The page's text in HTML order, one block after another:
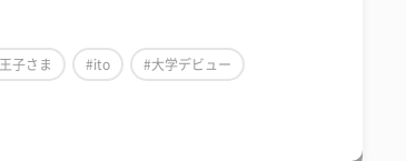
子さま #ito #大学デビュー